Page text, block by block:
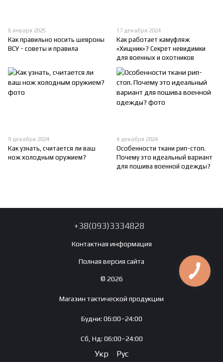
6 января 2025
Как правильно носить шевроны
ВСУ - советы и правила
17 декабря 2024
Как работает камуфляж
«Хищник»? Секрет невидимки
для военных и охотников
9 декабря 2024
Как узнать, считается ли ваш
нож холодным оружием?
4 декабря 2024
Особенности ткани рип-стоп.
Почему это идеальный вариант
для пошива военной одежды?
+38(093)3334828
Контактная информация
Полная версия сайта
© 2026
Магазин тактической продукции
Будни: 06:00–24:00
Сб, Нд: 06:00–24:00
Укр Рус